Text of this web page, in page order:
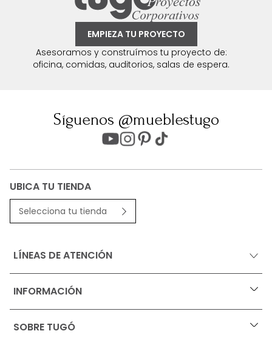
EMPIEZA TU PROYECTO
Asesoramos y construímos tu proyecto de:
oficina, comidas, auditorios, salas de espera.
Síguenos @mueblestugo
UBICA TU TIENDA
Selecciona tu tienda
LÍNEAS DE ATENCIÓN
INFORMACIÓN +
Ofertas vigentes
SOBRE TUGÓ +